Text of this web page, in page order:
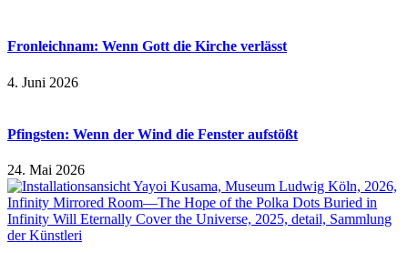
Fronleichnam: Wenn Gott die Kirche verlässt
4. Juni 2026
Pfingsten: Wenn der Wind die Fenster aufstößt
24. Mai 2026